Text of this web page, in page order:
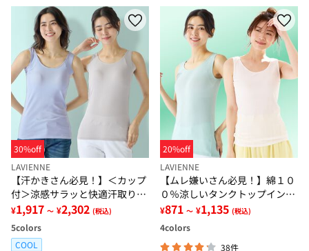
30%off
LAVIENNE
【汗かきさん必見！】＜カップ
付＞涼感サラッと快適汗取りタ
ンクトップインナー＜さらりラ
ボ＞
¥1,917 ～ ¥2,302 (税込)
5colors
COOL
20%off
LAVIENNE
【ムレ嫌いさん必見！】綿１０
０％涼しいタンクトップインナ
ー＜さらりラボ＞
¥871 ～ ¥1,135 (税込)
4colors
38件